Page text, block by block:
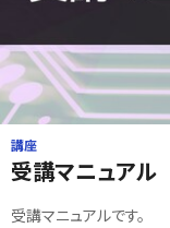
講座
受講マニュアル
受講マニュアルです。